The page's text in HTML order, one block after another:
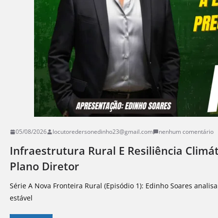
05/08/2026 locutoredersonedinho23@gmail.com nenhum comentário
Infraestrutura Rural E Resiliência
Plano Diretor
Série A Nova Fronteira Rural (Episódio 1): Edinho Soares
estável